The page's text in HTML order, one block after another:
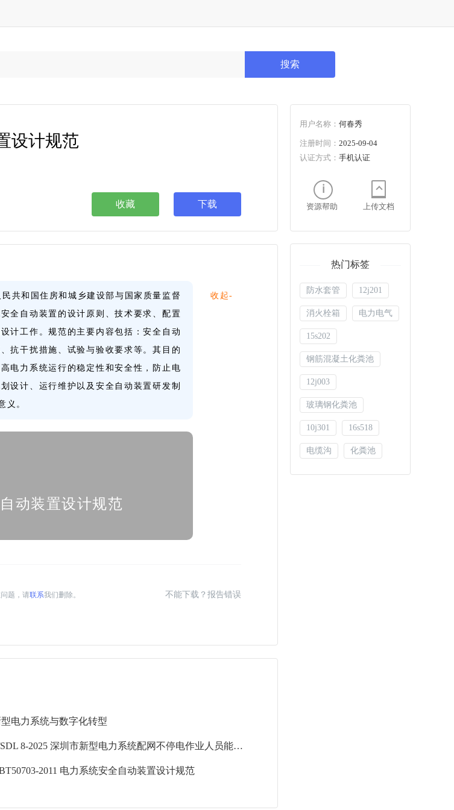
搜索
设计规范
收藏 下载
收起-
共和国住房和城乡建设部与国家质量监督
全自动装置的设计原则、技术要求、配置
计工作。规范的主要内容包括：安全自动
抗干扰措施、试验与验收要求等。其目的
电力系统运行的稳定性和安全性，防止电
设计、运行维护以及安全自动装置研发制
义。
动装置设计规范
题，请联系我们删除。 不能下载？报告错误
型电力系统与数字化转型
T/SDL 8-2025 深圳市新型电力系统配网不停电作业人员能力评价标准
2011 电力系统安全自动装置设计规范
用户名称： 何春秀
注册时间： 2025-09-04
认证方式： 手机认证
资源帮助 上传文档
热门标签
防水套管 12j201
消火栓箱 电力电气
15s202
钢筋混凝土化粪池
12j003
玻璃钢化粪池
10j301 16s518
电缆沟 化粪池
06ms201